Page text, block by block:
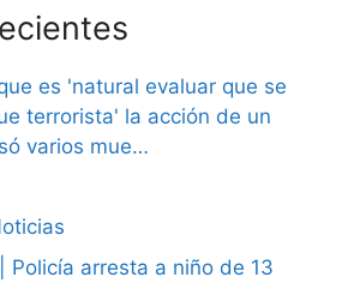
es 'natural evaluar que se
terrorista' la acción de un
varios mue…
Policía arresta a niño de 13